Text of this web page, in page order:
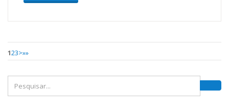
123>»»